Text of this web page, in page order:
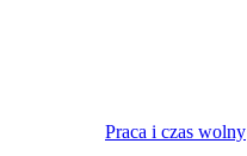
Praca i czas wolny